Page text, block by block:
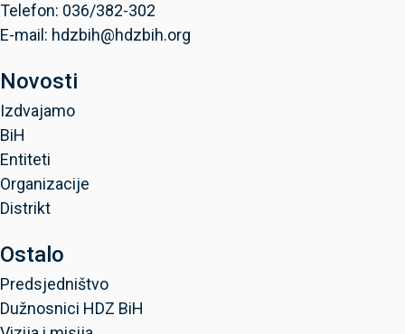
Telefon: 036/382-302
E-mail: hdzbih@hdzbih.org
Novosti
Izdvajamo
BiH
Entiteti
Organizacije
Distrikt
Ostalo
Predsjedništvo
Dužnosnici HDZ BiH